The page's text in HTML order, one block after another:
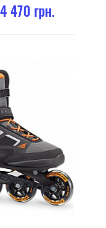
4 470 грн.